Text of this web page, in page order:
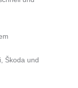
Škoda und